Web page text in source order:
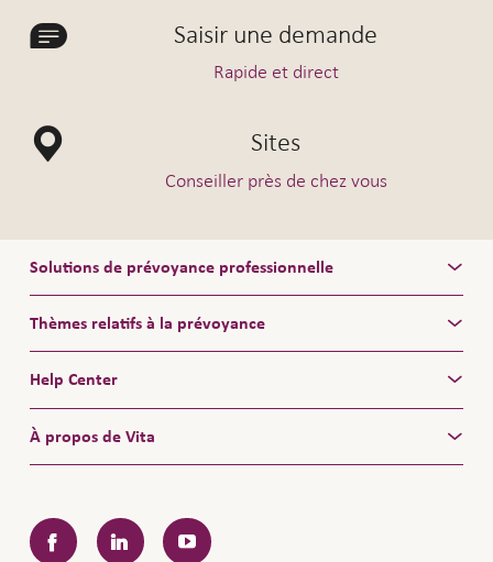
Saisir une demande
Rapide et direct
Sites
Conseiller près de chez vous
Solutions de prévoyance professionnelle
Thèmes relatifs à la prévoyance
Help Center
À propos de Vita
FacebookLinkedInYouTube